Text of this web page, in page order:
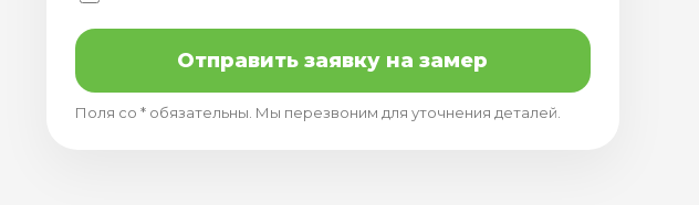
Отправить заявку на замер
Поля со * обязательны. Мы перезвоним для уточнения деталей.